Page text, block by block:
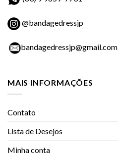
@bandagedressjp
bandagedressjp@gmail.com
MAIS INFORMAÇÕES
Contato
Lista de Desejos
Minha conta